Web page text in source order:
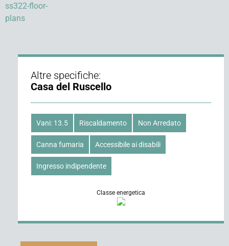
ss322-floor-
plans
Altre specifiche:
Casa del Ruscello
Vani: 13.5 Riscaldamento Non Arredato
Canna fumaria Accessibile ai disabili
Ingresso indipendente
Classe energetica